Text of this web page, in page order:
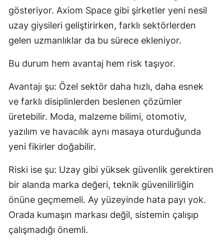
gösteriyor. Axiom Space gibi şirketler yeni nesil
uzay giysileri geliştirirken, farklı sektörlerden
gelen uzmanlıklar da bu sürece ekleniyor.
Bu durum hem avantaj hem risk taşıyor.
Avantajı şu: Özel sektör daha hızlı, daha esnek
ve farklı disiplinlerden beslenen çözümler
üretebilir. Moda, malzeme bilimi, otomotiv,
yazılım ve havacılık aynı masaya oturduğunda
yeni fikirler doğabilir.
Riski ise şu: Uzay gibi yüksek güvenlik gerektiren
bir alanda marka değeri, teknik güvenilirliğin
önüne geçmemeli. Ay yüzeyinde hata payı yok.
Orada kumaşın markası değil, sistemin çalışıp
çalışmadığı önemli.